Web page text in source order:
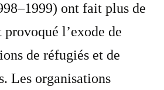
ont fait plus de
l’exode de
de réfugiés et de
Les organisations